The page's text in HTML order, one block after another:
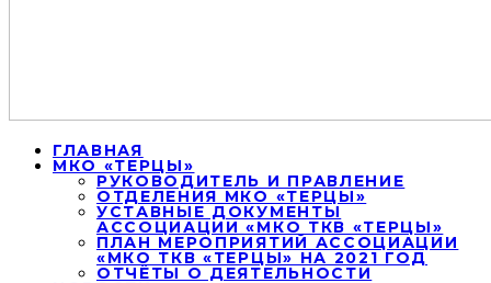
ГЛАВНАЯ
МКО «ТЕРЦЫ»
РУКОВОДИТЕЛЬ И ПРАВЛЕНИЕ
ОТДЕЛЕНИЯ МКО «ТЕРЦЫ»
УСТАВНЫЕ ДОКУМЕНТЫ
АССОЦИАЦИИ «МКО ТКВ «ТЕРЦЫ»
ПЛАН МЕРОПРИЯТИЙ АССОЦИАЦИИ
«МКО ТКВ «ТЕРЦЫ» НА 2021 ГОД
ОТЧЁТЫ О ДЕЯТЕЛЬНОСТИ